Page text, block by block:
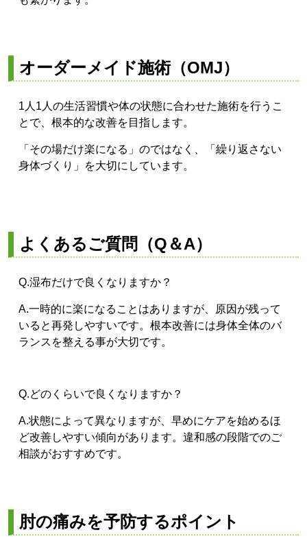
オーダーメイド施術（OMJ）
1人1人の生活習慣や体の状態に合わせた施術を行うこ
とで、根本的な改善を目指します。
「その場だけ楽になる」のではなく、「繰り返さない
身体づくり」を大切にしています。
よくあるご質問（Q＆A）
Q.湿布だけで良くなりますか？
A.一時的に楽になることはありますが、原因が残って
いると再発しやすいです。根本改善には身体全体のバ
ランスを整える事が大切です。
Q.どのくらいで良くなりますか？
A.状態によって異なりますが、早めにケアを始めるほ
ど改善しやすい傾向があります。違和感の段階でのご
相談がおすすめです。
肘の痛みを予防するポイント